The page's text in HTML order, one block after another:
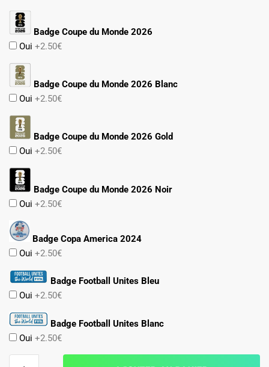
Badge Coupe du Monde 2026
Oui +2.50€
Badge Coupe du Monde 2026 Blanc
Oui +2.50€
Badge Coupe du Monde 2026 Gold
Oui +2.50€
Badge Coupe du Monde 2026 Noir
Oui +2.50€
Badge Copa America 2024
Oui +2.50€
Badge Football Unites Bleu
Oui +2.50€
Badge Football Unites Blanc
Oui +2.50€